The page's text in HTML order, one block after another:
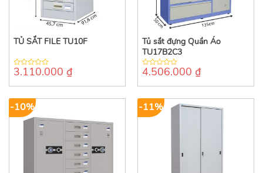
TỦ SẮT FILE TU10F
0
of
3.110.000 ₫
Tủ sắt đựng Quần Áo
TU17B2C3
0
of
4.506.000 ₫
-10% -11%